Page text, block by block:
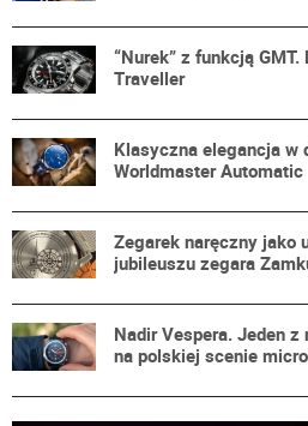
“Nurek” z funkcją
Traveller
Klasyczna elegancja w
Worldmaster Automatic
Zegarek naręczny jako
jubileuszu zegara
Nadir Vespera. Jeden
na polskiej scenie